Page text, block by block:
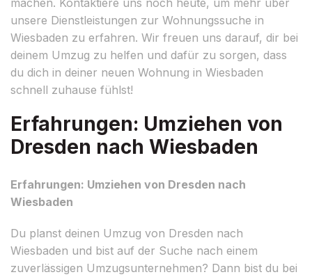
unsere Dienstleistungen zur Wohnungssuche in
Wiesbaden zu erfahren. Wir freuen uns darauf, dir bei
deinem Umzug zu helfen und dafür zu sorgen, dass
du dich in deiner neuen Wohnung in Wiesbaden
schnell zuhause fühlst!
Erfahrungen: Umziehen von
Dresden nach Wiesbaden
Erfahrungen: Umziehen von Dresden nach
Wiesbaden
Du planst deinen Umzug von Dresden nach
Wiesbaden und bist auf der Suche nach einem
zuverlässigen Umzugsunternehmen? Dann bist du bei